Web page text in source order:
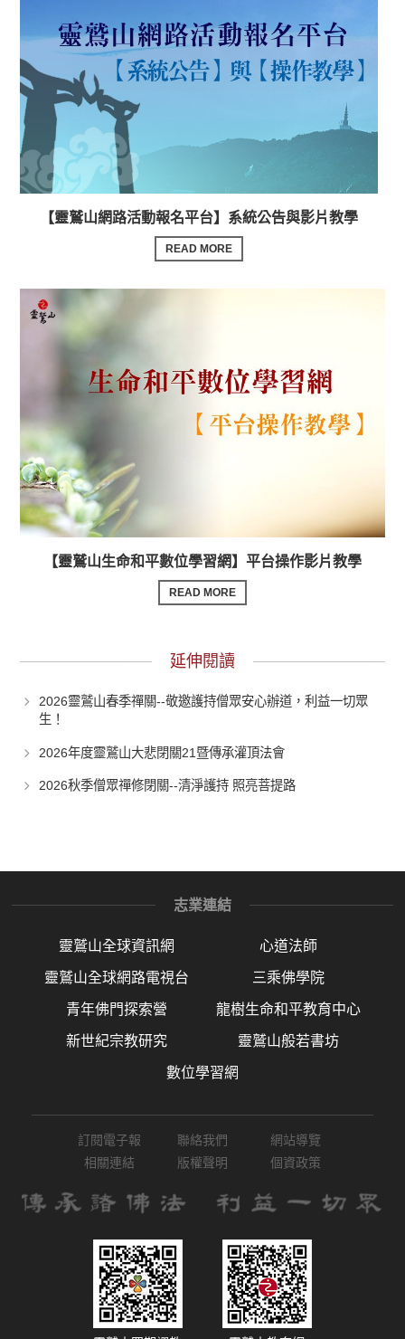
【靈鷲山網路活動報名平台】系統公告與影片教學
READ MORE
【靈鷲山生命和平數位學習網】平台操作影片教學
READ MORE
延伸閱讀
2026靈鷲山春季禪關--敬邀護持僧眾安心辦道，利益一切眾
生！
2026年度靈鷲山大悲閉關21暨傳承灌頂法會
2026秋季僧眾禪修閉關--清淨護持 照亮菩提路
志業連結
靈鷲山全球資訊網 心道法師
靈鷲山全球網路電視台 三乘佛學院
青年佛門探索營 龍樹生命和平教育中心
新世紀宗教研究 靈鷲山般若書坊
數位學習網
訂閱電子報 聯絡我們
網站導覽
相關連結
版權聲明 個資政策